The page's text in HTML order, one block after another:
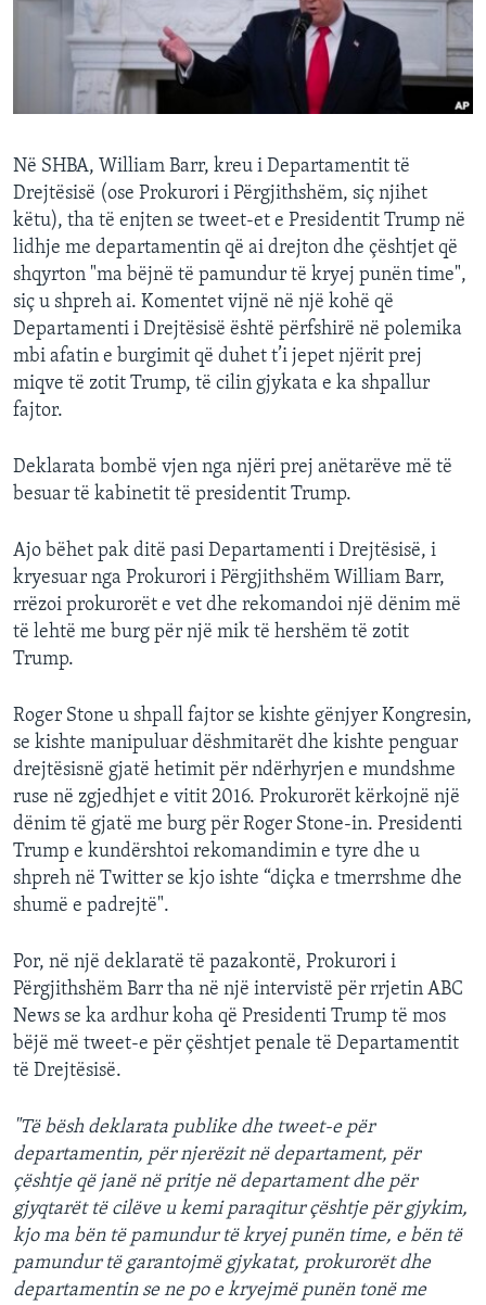
INTERVISTA
DITARI
Në SHBA, William Barr, kreu i Departamentit të
Drejtësisë (ose Prokurori i Përgjithshëm, siç njihet
këtu), tha të enjten se tweet-et e Presidentit Trump në
lidhje me departamentin që ai drejton dhe çështjet që
shqyrton "ma bëjnë të pamundur të kryej punën time",
siç u shpreh ai. Komentet vijnë në një kohë që
Departamenti i Drejtësisë është përfshirë në polemika
mbi afatin e burgimit që duhet t’i jepet njërit prej
miqve të zotit Trump, të cilin gjykata e ka shpallur
fajtor.
Deklarata bombë vjen nga njëri prej anëtarëve më të
besuar të kabinetit të presidentit Trump.
Ajo bëhet pak ditë pasi Departamenti i Drejtësisë, i
kryesuar nga Prokurori i Përgjithshëm William Barr,
rrëzoi prokurorët e vet dhe rekomandoi një dënim më
të lehtë me burg për një mik të hershëm të zotit
Trump.
Roger Stone u shpall fajtor se kishte gënjyer Kongresin,
se kishte manipuluar dëshmitarët dhe kishte penguar
drejtësisnë gjatë hetimit për ndërhyrjen e mundshme
ruse në zgjedhjet e vitit 2016. Prokurorët kërkojnë një
dënim të gjatë me burg për Roger Stone-in. Presidenti
Trump e kundërshtoi rekomandimin e tyre dhe u
shpreh në Twitter se kjo ishte “diçka e tmerrshme dhe
shumë e padrejtë".
Por, në një deklaratë të pazakontë, Prokurori i
Përgjithshëm Barr tha në një intervistë për rrjetin ABC
News se ka ardhur koha që Presidenti Trump të mos
bëjë më tweet-e për çështjet penale të Departamentit
të Drejtësisë.
"Të bësh deklarata publike dhe tweet-e për
departamentin, për njerëzit në departament, për
çështje që janë në pritje në departament dhe për
gjyqtarët të cilëve u kemi paraqitur çështje për gjykim,
kjo ma bën të pamundur të kryej punën time, e bën të
pamundur të garantojmë gjykatat, prokurorët dhe
departamentin se ne po e kryejmë punën tonë me